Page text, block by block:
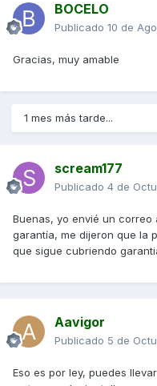
BOCELO
Publicado 10 de
Gracias, muy amable
1 mes más tarde...
scream177
Publicado 4 de
Buenas, yo envié un correo
garantía, me dijeron que la
que sigue cubriendo
Aavigor
Publicado 5 de
Eso es por ley, puedes